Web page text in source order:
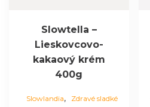
Slowtella –
Lieskovcovo-
kakaový krém
400g
Slowlandia,
Zdravé sladké